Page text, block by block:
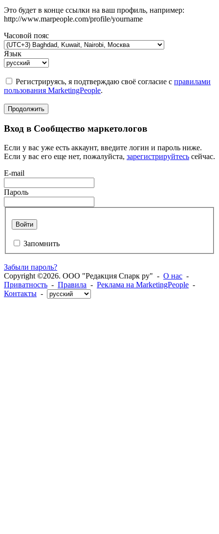
Это будет в конце ссылки на ваш профиль, например:
http://www.marpeople.com/profile/yourname
Часовой пояс
Язык
Регистрируясь, я подтверждаю своё согласие с правилами
пользования MarketingPeople.
Продолжить
Вход в Сообщество маркетологов
Если у вас уже есть аккаунт, введите логин и пароль ниже.
Если у вас его еще нет, пожалуйста, зарегистрируйтесь сейчас.
E-mail
Пароль
Войти
Запомнить
Забыли пароль?
Copyright ©2026. ООО "Редакция Спарк ру" - О нас -
Приватность - Правила - Реклама на MarketingPeople -
Контакты -